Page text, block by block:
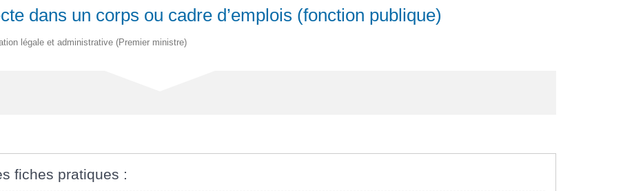
dans un corps ou cadre d’emplois (fonction publique)
légale et administrative (Premier ministre)
fiches pratiques :